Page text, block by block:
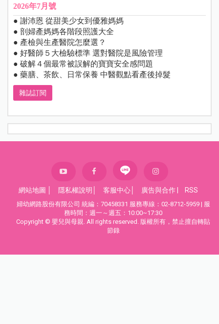
2026年7月號
● 謝沛恩 從甜美少女到優雅媽媽
● 剖婦產媽媽各階段照護大全
● 產檢與生產醫院怎麼選？
● 好醫師５大檢驗標準 選對醫院是風險管理
● 破解４個最常被誤解的寶寶安全感問題
● 藥膳、茶飲、日常保養 中醫觀點看產後掉髮
雜誌訂閱
網站地圖 隱私權說明 客服中心 廣告與合作| RSS
婦幼網路股份有限公司 統編：70458331 服務專線：02-8712-5959 | 服
務時間：週一～週五：10:00~17:30
Copyright © 嬰兒與母親. All rights reserved. 版權所有，禁止擅自轉貼
節錄